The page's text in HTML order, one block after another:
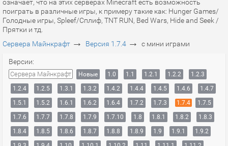
означает, что на этих серверах Minecraft есть возможность
поиграть в различные игры, к примеру такие как: Hunger Games/
Голодные игры, Spleef/Сплиф, TNT RUN, Bed Wars, Hide and Seek /
Прятки и тд.
Сервера Майнкрафт → Версия 1.7.4 → с мини играми
Версии:
Сервера Майнкрафт Новые 1.0 1.1 1.2.1 1.2.2
1.2.3
1.2.4
1.2.5 1.3.1 1.3.2 1.4.2 1.4.4 1.4.5 1.4.6
1.4.7
1.5.1
1.5.2 1.6.1 1.6.2 1.6.4 1.7.2 1.7.3 1.7.4
1.7.5
1.7.6
1.7.7 1.7.8 1.7.9 1.7.10 1.8 1.8.1 1.8.2
1.8.3
1.8.4
1.8.5 1.8.6 1.8.7 1.8.8 1.8.9 1.9 1.9.1
1.9.2